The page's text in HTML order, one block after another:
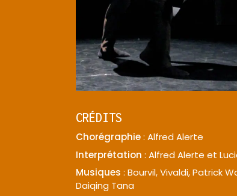
CRÉDITS
Chorégraphie: Alfred Alerte
Interprétation : Alfred Alerte et
Musiques : Bourvil, Vivaldi, Patrick
Daiqing Tana